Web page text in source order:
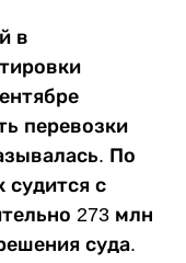
в
перевозки
По
судится с
273 млн
суда.